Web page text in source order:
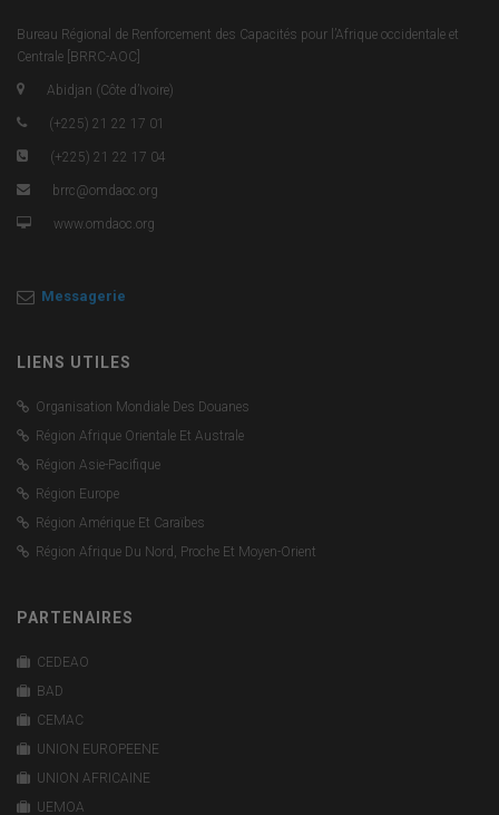
Bureau Régional de Renforcement des Capacités pour l’Afrique occidentale et
Centrale [BRRC-AOC]
Abidjan (Côte d’Ivoire)
(+225) 21 22 17 01
(+225) 21 22 17 04
brrc@omdaoc.org
www.omdaoc.org
Messagerie
LIENS UTILES
Organisation Mondiale Des Douanes
Région Afrique Orientale Et Australe
Région Asie-Pacifique
Région Europe
Région Amérique Et Caraïbes
Région Afrique Du Nord, Proche Et Moyen-Orient
PARTENAIRES
CEDEAO
BAD
CEMAC
UNION EUROPEENE
UNION AFRICAINE
UEMOA